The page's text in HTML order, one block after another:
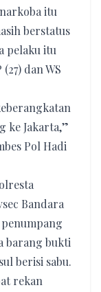
itu
berstatus
pelaku itu
dan WS
ke Jakarta,”
Pol Hadi
Bandara
barang bukti
berisi sabu.
rekan